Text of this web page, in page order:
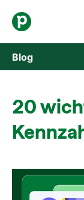
Blog
Marketing
Fallstudien
In neuem
20